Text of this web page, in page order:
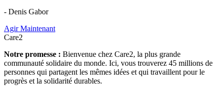
- Denis Gabor
Agir Maintenant
Care2
Notre promesse : Bienvenue chez Care2, la plus grande
communauté solidaire du monde. Ici, vous trouverez 45 millions de
personnes qui partagent les mêmes idées et qui travaillent pour le
progrès et la solidarité durables.